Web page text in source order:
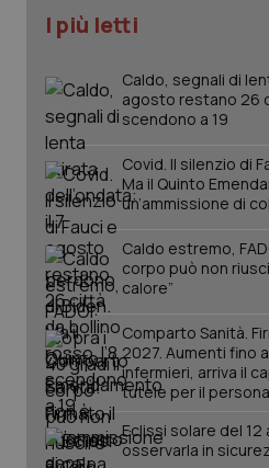
I più letti
Caldo, segnali di
agosto restano 26
scendono a 19
Covid. Il silenzio di
Ma il Quinto
un’ammissione di
Caldo estremo,
corpo può non
calore”
Comparto Sanità.
2027. Aumenti fino
infermieri, arriva il
tutele per il
Eclissi solare del
osservarla in
tracking-sites-ironfish-
tracking-enable
tracking-sites-ironfish-
session-id